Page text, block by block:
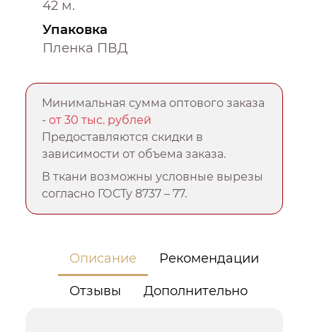
42 м.
Упаковка
Пленка ПВД
Минимальная сумма оптового заказа
-от 30 тыс. рублей
Предоставляются скидки в
зависимости от объема заказа.
В ткани возможны условные вырезы
согласно ГОСТу 8737 – 77.
Описание Рекомендации
Отзывы Дополнительно